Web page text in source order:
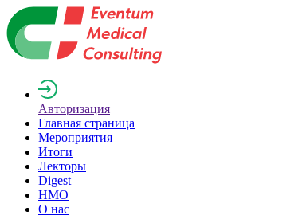
Авторизация
Главная страница
Мероприятия
Итоги
Лекторы
Digest
НМО
О нас